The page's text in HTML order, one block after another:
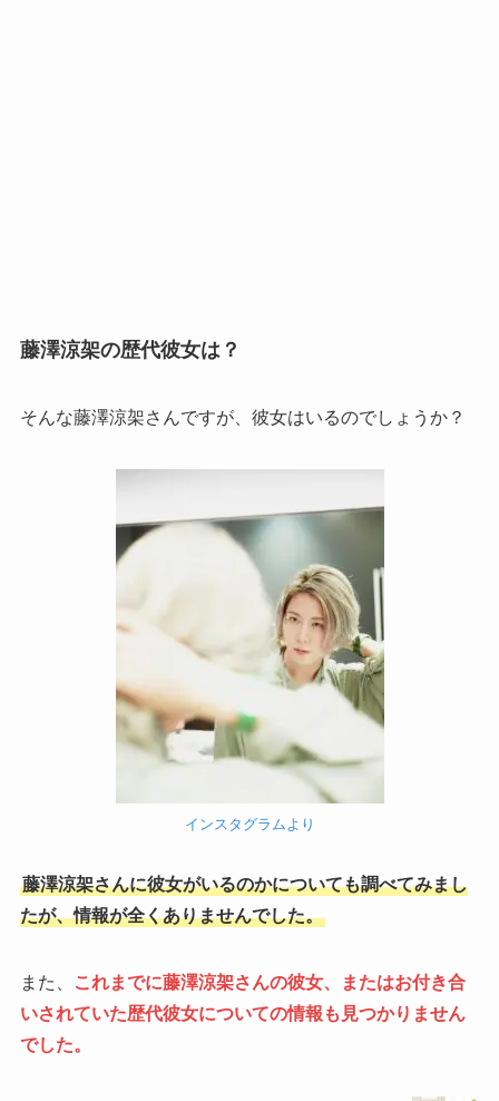
藤澤涼架の歴代彼女は？
そんな藤澤涼架さんですが、彼女はいるのでしょうか？
インスタグラムより
藤澤涼架さんに彼女がいるのかについても調べてみまし
たが、情報が全くありませんでした。
また、
これまでに藤澤涼架さんの彼女、またはお付き合
いされていた歴代彼女についての情報も見つかりません
でした。